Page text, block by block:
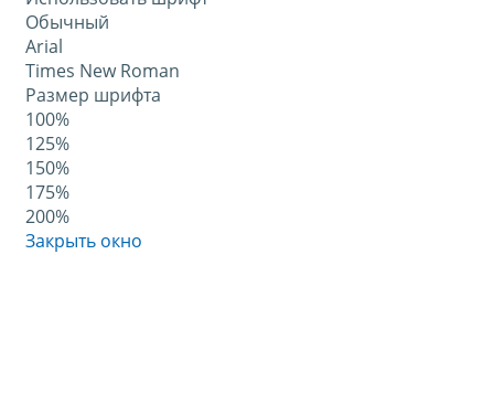
Обычный
Arial
Times New Roman
Размер шрифта
100%
125%
150%
175%
200%
Закрыть окно